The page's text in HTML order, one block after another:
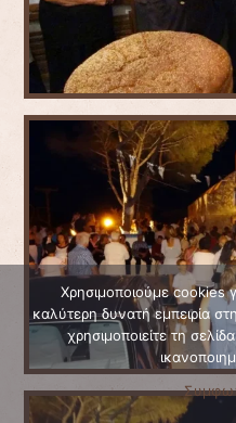
Χρησιμοποιούμε cookies
καλύτερη δυνατή εμπειρία
χρησιμοποιείτε τη